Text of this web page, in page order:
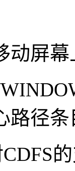
屏幕
路径条
的